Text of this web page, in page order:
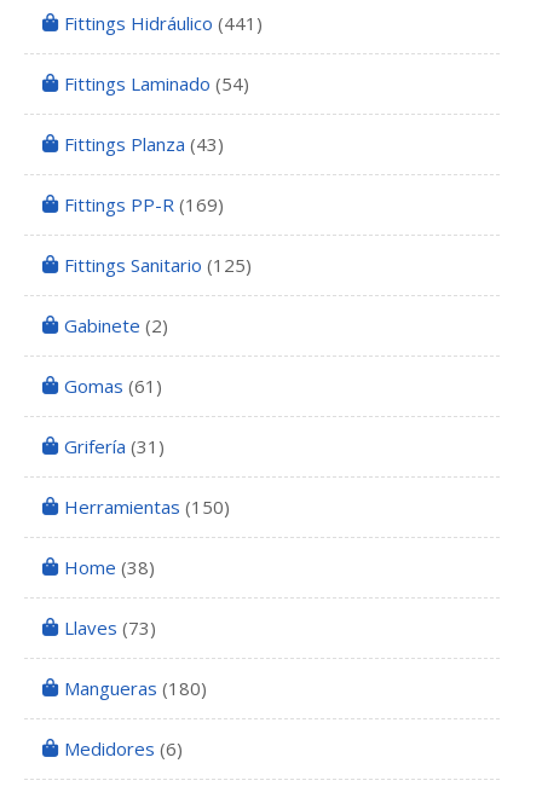
Fittings Hidráulico (441)
Fittings Laminado (54)
Fittings Planza (43)
Fittings PP-R (169)
Fittings Sanitario (125)
Gabinete (2)
Gomas (61)
Grifería (31)
Herramientas (150)
Home (38)
Llaves (73)
Mangueras (180)
Medidores (6)